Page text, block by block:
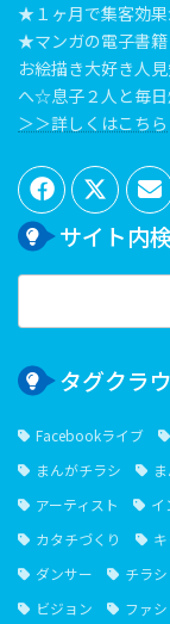
★１ヶ月で集客効
★マンガの電子書
お絵描き大好き人
へ☆息子２人と毎
＞＞詳しくはこちら
サイト内
検
タグクラ
Facebookライブ
まんがチラシ
アーティスト
イ
カタチづくり
ダンサー
チラシ
ビジョン
ファ